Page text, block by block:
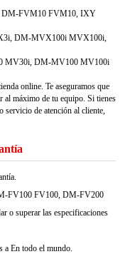
FVM10 FVM10, IXY
DM-MVX100i MVX100i,
DM-MV100 MV100i
online. Te aseguramos que
al máximo de tu equipo. Si tienes
servicio de atención al cliente,
FV100 FV100, DM-FV200
o superar las especificaciones
a En todo el mundo.